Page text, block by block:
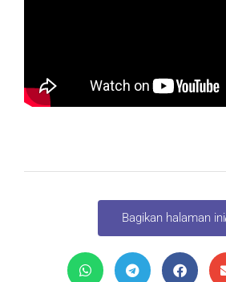
Bagikan halaman ini